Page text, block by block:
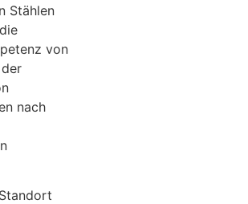
Stählen
von
nach